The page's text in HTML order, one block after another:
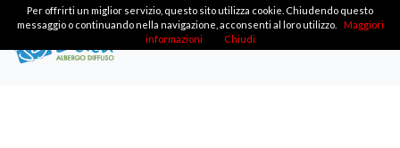
Per offrirti un miglior servizio, questo sito utilizza cookie. Chiudendo questo
messaggio o continuando nella navigazione, acconsenti al loro utilizzo.
Maggiori
informazioni
Chiudi